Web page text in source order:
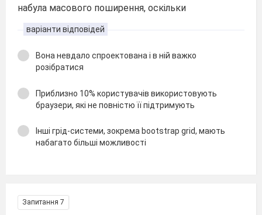
набула масового поширення, оскільки
варіанти відповідей
Вона невдало спроектована і в ній важко
розібратися
Приблизно 10% користувачів використовують
браузери, які не повністю її підтримують
Інші грід-системи, зокрема bootstrap grid, мають
набагато більші можливості
Запитання 7